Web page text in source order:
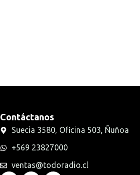
Contáctanos
Suecia 3580, Oficina 503, Ñuñoa
+569 23827000
ventas@todoradio.cl